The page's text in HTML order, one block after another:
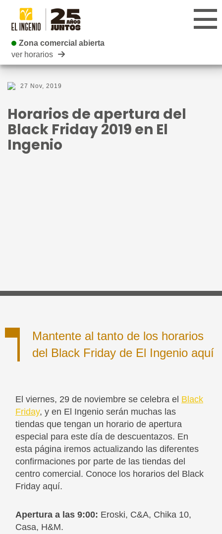
Zona comercial abierta
INFANTIL
Zona comercial abierta
ver horarios
27 Nov, 2019
Horarios de apertura del
Black Friday 2019 en El
Ingenio
Mantente al tanto de los horarios
del Black Friday de El Ingenio aquí
El viernes, 29 de noviembre se celebra el Black
Friday, y en El Ingenio serán muchas las
tiendas que tengan un horario de apertura
especial para este día de descuentazos. En
esta página iremos actualizando las diferentes
confirmaciones por parte de las tiendas del
centro comercial. Conoce los horarios del Black
Friday aquí.
Apertura a las 9:00: Eroski, C&A, Chika 10,
Casa, H&M.